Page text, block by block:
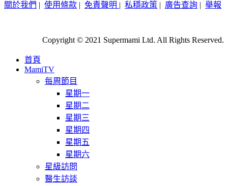
關於我們 | 使用條款 | 免責聲明 | 私穩政策 | 廣告查詢 | 舉報
Copyright © 2021 Supermami Ltd. All Rights Reserved.
首頁
MamiTV
每周節目
星期一
星期二
星期三
星期四
星期五
星期六
星級訪問
醫生訪談